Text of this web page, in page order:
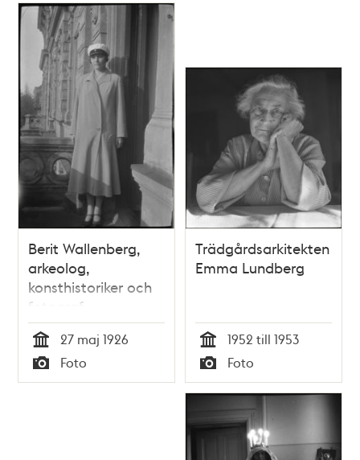
Berit Wallenberg,
arkeolog,
konsthistoriker och
fotograf
Tid
27 maj 1926
Typ
Foto
Trädgårdsarkitekten
Emma Lundberg
Tid
1952 till 1953
Typ
Foto